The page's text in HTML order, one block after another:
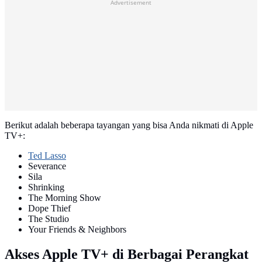
Advertisement
Berikut adalah beberapa tayangan yang bisa Anda nikmati di Apple
TV+:
Ted Lasso
Severance
Sila
Shrinking
The Morning Show
Dope Thief
The Studio
Your Friends & Neighbors
Akses Apple TV+ di Berbagai Perangkat